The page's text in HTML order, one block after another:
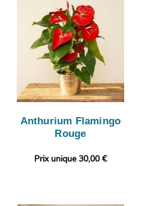
Anthurium Flamingo
Rouge
Prix unique 30,00 €